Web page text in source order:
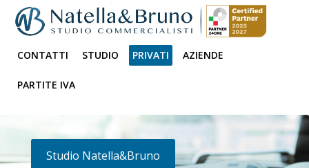
CONTATTI STUDIO PRIVATI AZIENDE
PARTITE IVA
Studio Natella&Bruno